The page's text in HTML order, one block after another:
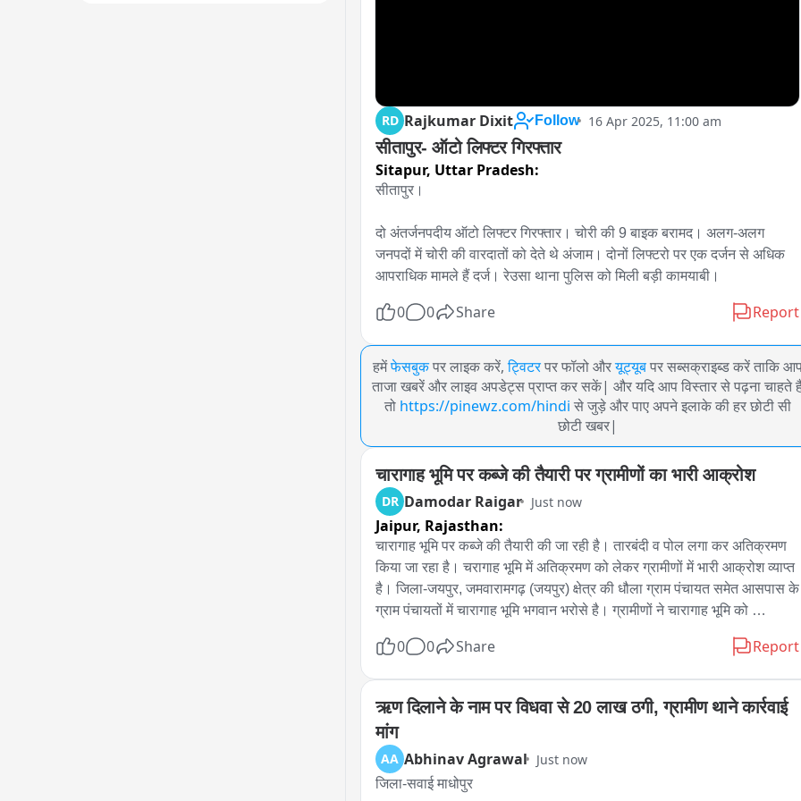
RD Rajkumar Dixit Follow 16 Apr 2025, 11:00 am
सीतापुर- ऑटो लिफ्टर गिरफ्तार
Sitapur, Uttar Pradesh:
सीतापुर।
दो अंतर्जनपदीय ऑटो लिफ्टर गिरफ्तार। चोरी की 9 बाइक बरामद। अलग-अलग
जनपदों में चोरी की वारदातों को देते थे अंजाम। दोनों लिफ्टरो पर एक दर्जन से अधिक
आपराधिक मामले हैं दर्ज। रेउसा थाना पुलिस को मिली बड़ी कामयाबी।
0 0 Share Report
हमेंफेसबुक पर लाइक करें, ट्विटर पर फॉलो औरयूट्यूब पर सब्सक्राइब्ड करें ताकि
ताजा खबरें और लाइव अपडेट्स प्राप्त कर सकें| और यदि आप विस्तार से पढ़ना चाहते
तो https://pinewz.com/hindi से जुड़े और पाए अपने इलाके की हर छोटी सी
छोटी खबर|
चारागाह भूमि पर कब्जे की तैयारी पर ग्रामीणों का भारी आक्रोश
DR Damodar Raigar Just now
Jaipur, Rajasthan:
चारागाह भूमि पर कब्जे की तैयारी की जा रही है। तारबंदी व पोल लगा कर अतिक्रमण
किया जा रहा है। चरागाह भूमि में अतिक्रमण को लेकर ग्रामीणों में भारी आक्रोश व्याप्त
है। जिला-जयपुर, जमवारामगढ़ (जयपुर) क्षेत्र की धौला ग्राम पंचायत समेत आसपास के
ग्राम पंचायतों में चारागाह भूमि भगवान भरोसे है। ग्रामीणों ने चारागाह भूमि को
0 0 Share Report
ऋण दिलाने के नाम पर विधवा से 20 लाख ठगी, ग्रामीण थाने कार्रवाई
मांग
AA Abhinav Agrawal Just now
जिला-सवाई माधोपुर